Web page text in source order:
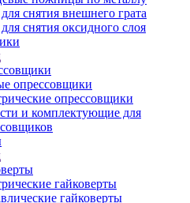
снятия внешнего грата
снятия оксидного слоя
опрессовщики
опрессовщики
и комплектующие для
гайковерты
гайковерты